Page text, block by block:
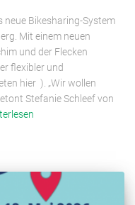
neue Bikesharing-System
Mit einem neuen
und der Flecken
flexibler und
hier ). „Wir wollen
Stefanie Schleef von